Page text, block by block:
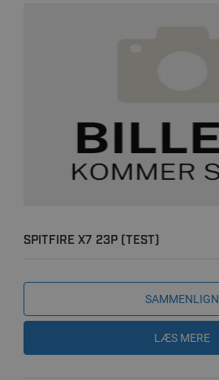
SPITFIRE X7 23P (TEST)
SAMMENLIGN
LÆS MERE